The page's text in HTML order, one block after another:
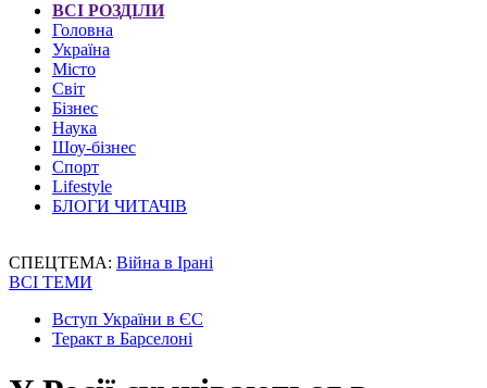
ВСІ РОЗДІЛИ
Головна
Україна
Місто
Світ
Бізнес
Наука
Шоу-бізнес
Спорт
Lifestyle
БЛОГИ ЧИТАЧІВ
СПЕЦТЕМА: Війна в Ірані
ВСІ ТЕМИ
Вступ України в ЄС
Теракт в Барселоні